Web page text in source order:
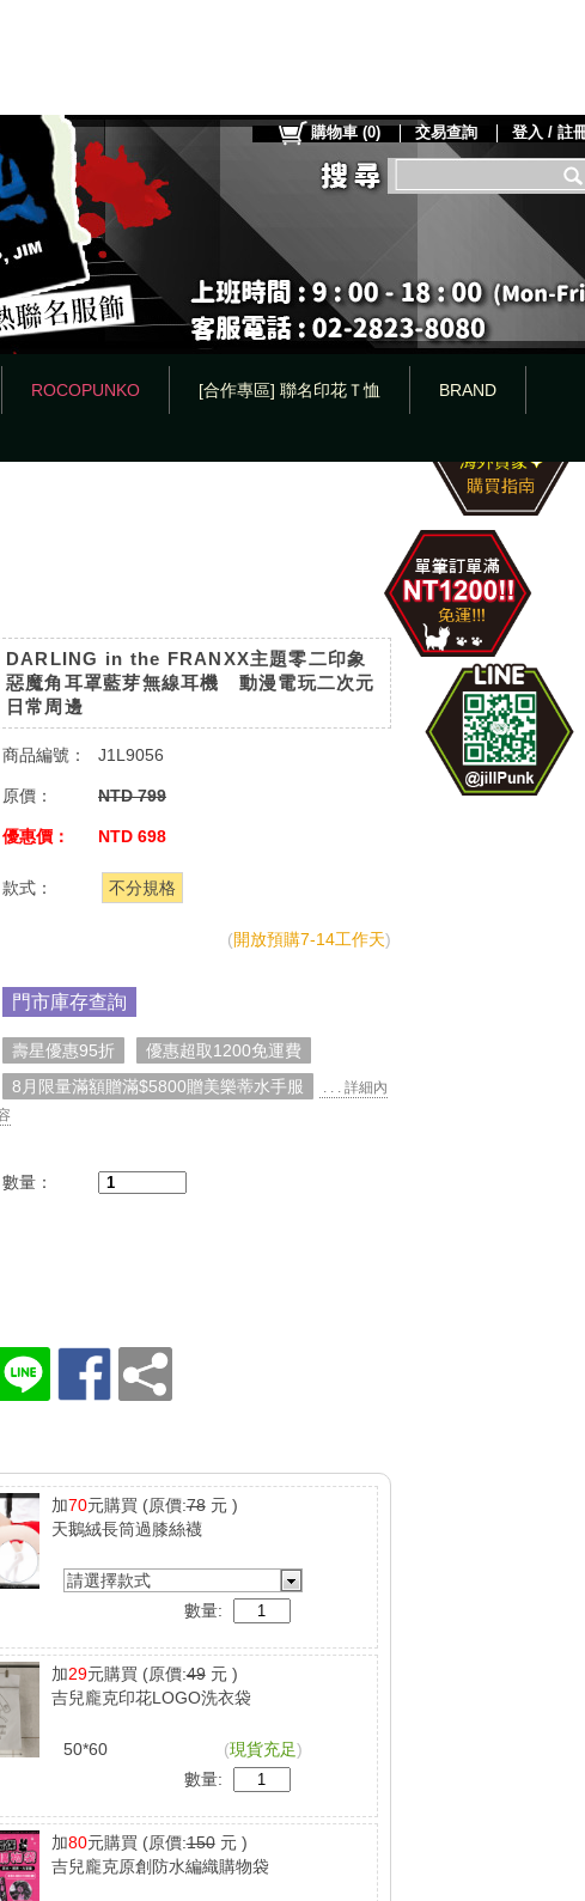
ROCOPUNKO [合作專區] 聯名印花Ｔ恤 BRAND
購物車 (0) 交易查詢 登入 / 註
DARLING in the FRANXX主題零二印象
惡魔角耳罩藍芽無線耳機 動漫電玩二次元
日常周邊
商品編號： J1L9056
原價： NTD 799
優惠價： NTD 698
款式： 不分規格
(開放預購7-14工作天)
門市庫存查詢
壽星優惠95折
優惠超取1200免運費
8月限量滿額贈滿$5800贈美樂蒂水手服
. . . 詳細內
數量：
加70元購買 (原價:78元 )
天鵝絨長筒過膝絲襪
請選擇款式
數量:
加29元購買 (原價:49元 )
吉兒龐克印花LOGO洗衣袋
50*60 (現貨充足)
數量:
加80元購買 (原價:150元 )
吉兒龐克原創防水編織購物袋